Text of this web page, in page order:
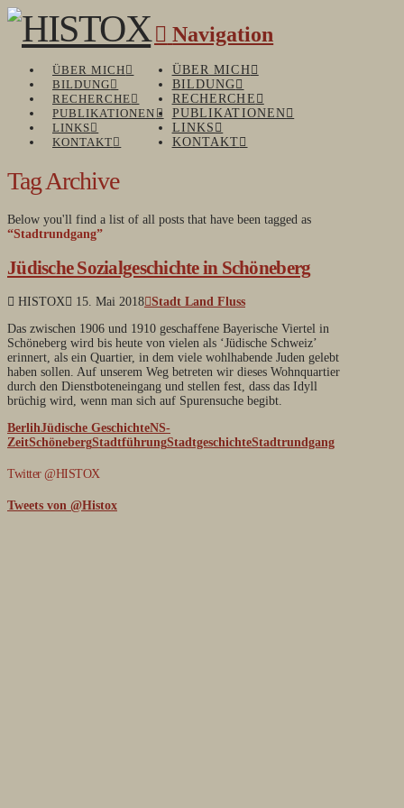
Navigation
ÜBER MICH
BILDUNG
RECHERCHE
PUBLIKATIONEN
LINKS
KONTAKT
ÜBER MICH
BILDUNG
RECHERCHE
PUBLIKATIONEN
LINKS
KONTAKT
Tag Archive
Below you'll find a list of all posts that have been tagged as
“Stadtrundgang”
Jüdische Sozialgeschichte in Schöneberg
HISTOX 15. Mai 2018 Stadt Land Fluss
Das zwischen 1906 und 1910 geschaffene Bayerische Viertel in
Schöneberg wird bis heute von vielen als ‘Jüdische Schweiz’
erinnert, als ein Quartier, in dem viele wohlhabende Juden gelebt
haben sollen. Auf unserem Weg betreten wir dieses Wohnquartier
durch den Dienstboteneingang und stellen fest, dass das Idyll
brüchig wird, wenn man sich auf Spurensuche begibt.
BerlihJüdische GeschichteNS-
ZeitSchönebergStadtführungStadtgeschichteStadtrundgang
Twitter @HISTOX
Tweets von @Histox